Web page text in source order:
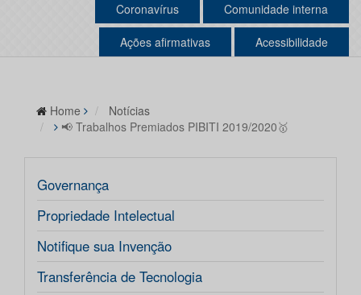
Coronavírus Comunidade interna
Ações afirmativas Acessibilidade
Home
Notícias
📢 Trabalhos Premiados PIBITI 2019/2020🥇
Governança
Propriedade Intelectual
Notifique sua Invenção
Transferência de Tecnologia